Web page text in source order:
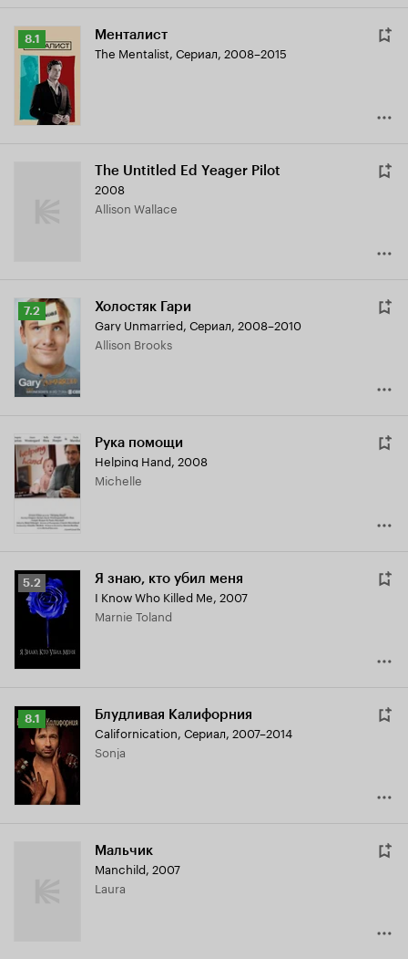
Рейтинг
Кинопоиска
8.1
8.1 Менталист
The Mentalist, Сериал, 2008–2015
The Untitled Ed Yeager Pilot
2008
Allison Wallace
Рейтинг
Кинопоиска
7.2
7.2 Холостяк Гари
Gary Unmarried, Сериал, 2008–2010
Allison Brooks
Рука помощи
Helping Hand, 2008
Michelle
Рейтинг
Кинопоиска
5.2
5.2 Я знаю, кто убил меня
I Know Who Killed Me, 2007
Marnie Toland
Рейтинг
Кинопоиска
8.1
8.1 Блудливая Калифорния
Californication, Сериал, 2007–2014
Sonja
Мальчик
Manchild, 2007
Laura